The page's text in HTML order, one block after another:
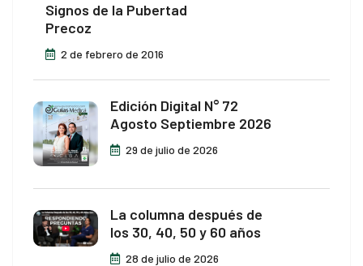
Signos de la Pubertad
Precoz
2 de febrero de 2016
Edición Digital N° 72
Agosto Septiembre 2026
29 de julio de 2026
La columna después de
los 30, 40, 50 y 60 años
28 de julio de 2026